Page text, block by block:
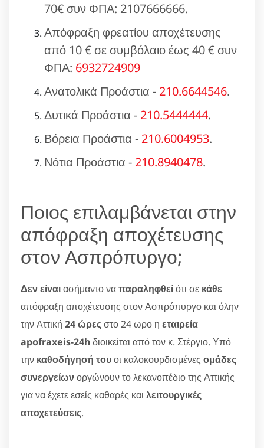
70€ συν ΦΠΑ: 2107666666.
Απόφραξη φρεατίου αποχέτευσης
από 10 € σε συμβόλαιο έως 40 € συν
ΦΠΑ: 6932724909
Ανατολικά Προάστια - 210.6644546.
Δυτικά Προάστια - 210.5444444.
Βόρεια Προάστια - 210.6004953.
Νότια Προάστια - 210.8940478.
Ποιος επιλαμβάνεται στην
απόφραξη αποχέτευσης
στον Ασπρόπυργο;
Δεν είναιασήμαντο ναπαραληφθείότι σε κάθε
απόφραξη αποχέτευσης στον Ασπρόπυργο και όλην
την Αττική 24 ώρεςστο 24 ωρο η εταιρεία
apofraxeis-24hδιοικείται από τον κ. Στέργιο. Υπό
την καθοδήγησή τουοι καλοκουρδισμένες ομάδες
συνεργείωνοργώνουν το λεκανοπέδιο της Αττικής
για να έχετε εσείς καθαρές και λειτουργικές
αποχετεύσεις.